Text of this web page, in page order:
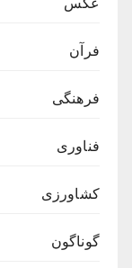
عکس
فرآن
فرهنگی
فناوری
کشاورزی
گوناگون